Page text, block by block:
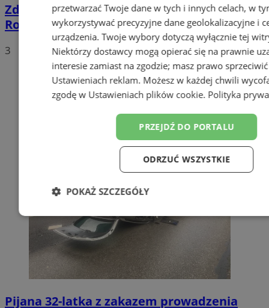
Zderzenie samochodu z rowerzystą na
Roosevelta. 62-latek trafił do szpitala
3
Pijana 32-latka z zakazem prowadzenia
przetwarzać Twoje dane w tych i innych celach, w
wykorzystywać precyzyjne dane geolokalizacyjne i
urządzenia. Twoje wybory dotyczą wyłącznie tej
Niektórzy dostawcy mogą opierać się na prawnie
interesie zamiast na zgodzie; masz prawo
Ustawieniach reklam. Możesz w każdej chwili
zgodę w Ustawieniach plików cookie. Polityka
PRZEJDŹ DO PORTALU
ODRZUĆ WSZYSTKIE
POKAŻ SZCZEGÓŁY
Niezbędne Wydajność Targetowanie
Niesklasyfikowane